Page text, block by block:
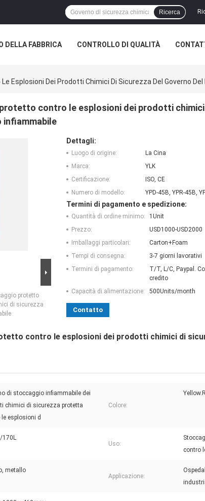
Ricerca
DELLA FABBRICA CONTROLLO DI QUALITÀ
Esplosioni Dei Prodotti Chimici Di Sicurezza Del Governo
contro le esplosioni dei prodotti chimici
infiammabile
protetto
di sicurezza
Dettagli:
Luogo di origine:
La Cina
Marca:
YLK
Certificazione:
ISO, CE
Numero di modello:
YPD-45B, YPR-45B,
Termini di pagamento e spedizione:
Quantità di ordine minimo:
1Unit
Prezzo:
USD1000-USD2000
Imballaggi particolari:
Carton+Foam
Tempi di consegna:
3-7 giorni lavorativi
Termini di pagamento:
T/T, L/C, Paypal.
credito
Capacità di alimentazione:
500Units/month
Contatto
contro le esplosioni dei prodotti chimici di
di stoccaggio infiammabile dei
chimici di sicurezza protetta
le esplosioni d
Colore:
170L
Uso:
contro
metallo
Applicazione: